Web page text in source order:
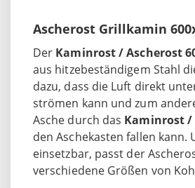
Ascherost Grillkamin
Der Kaminrost / Ascherost
aus hitzebeständigem Stahl
dazu, dass die Luft direkt
strömen kann und zum
Asche durch das Kaminrost /
den Aschekasten fallen kann.
einsetzbar, passt der
verschiedene Größen von